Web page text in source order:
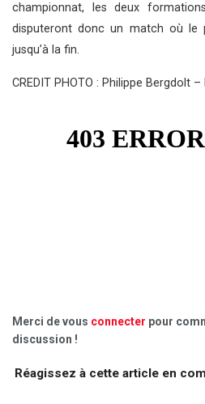
championnat, les deux
disputeront donc un match où le
jusqu’à la fin.
CREDIT PHOTO : Philippe Bergdolt –
Merci de vous connecter pour
discussion !
Réagissez à cette article en